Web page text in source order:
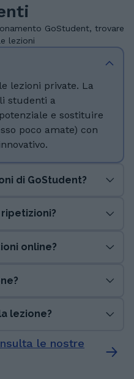
GoStudent, trovare
lezioni
lezioni private. La
studenti a
e sostituire
poco amate) con
di GoStudent?
online?
lezione?
le nostre